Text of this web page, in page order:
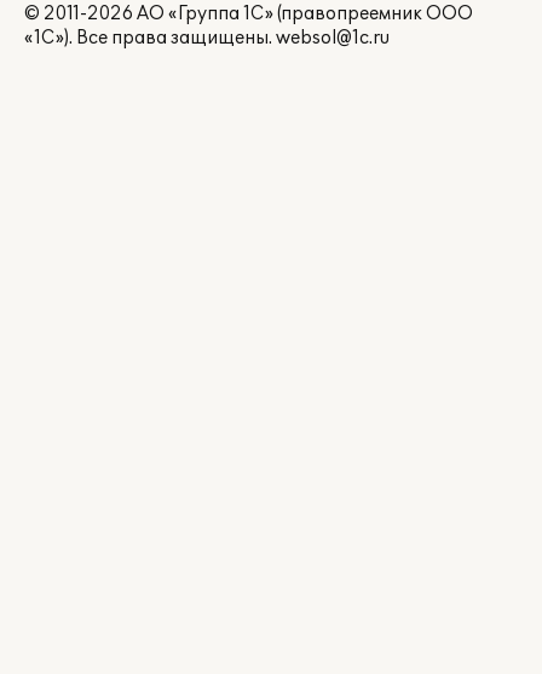
© 2011-2026 АО «Группа 1С» (правопреемник ООО
«1С»). Все права защищены. websol@1c.ru